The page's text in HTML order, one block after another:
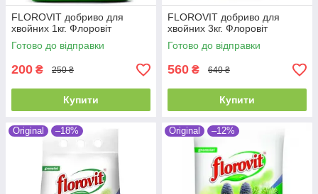
FLOROVIT добриво для
хвойних 1кг. Флоровіт
Готово до відправки
200 ₴ 250 ₴
Купити
FLOROVIT добриво для
хвойних 3кг. Флоровіт
Готово до відправки
560 ₴ 640 ₴
Купити
Original –18% Original –12%